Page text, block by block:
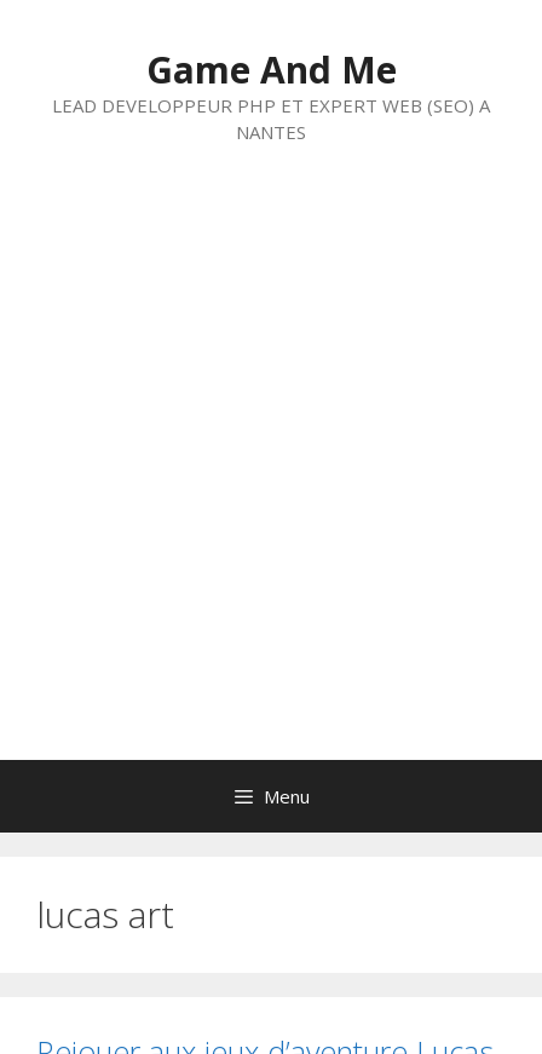
Game And Me
LEAD DEVELOPPEUR PHP ET EXPERT WEB (SEO) A
NANTES
Menu
lucas art